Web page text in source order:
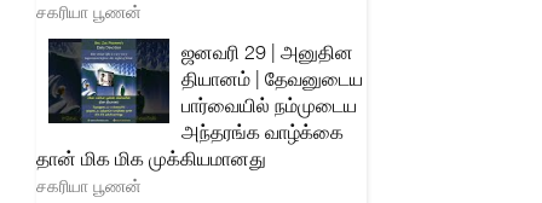
சகரியா பூணன்
ஜனவரி 29 | அனுதின
தியானம் | தேவனுடைய
பார்வையில் நம்முடைய
அந்தரங்க வாழ்க்கை
தான் மிக மிக முக்கியமானது
சகரியா பூணன்